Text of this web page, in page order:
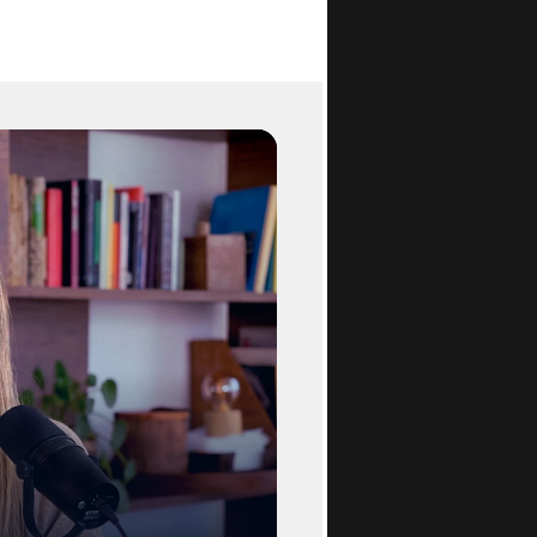
da
del
reso
la
gestita
per